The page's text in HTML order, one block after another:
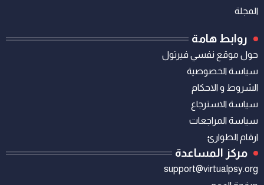
المجلة
روابط هامة
حول موقع نفسي فيرتول
سياسة الخصوصية
الشروط و الاحكام
سياسة الاسترجاع
سياسة المراجعات
ارقام الطوارئ
مركز المساعدة
support@virtualpsy.org